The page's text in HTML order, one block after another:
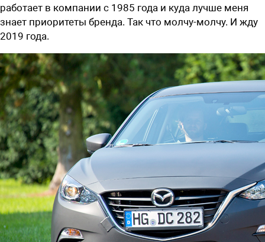
работает в компании с 1985 года и куда лучше меня
знает приоритеты бренда. Так что молчу-молчу. И жду
2019 года.